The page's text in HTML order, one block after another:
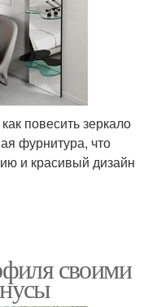
повесить зеркало
фурнитура, что
и красивый дизайн
своими